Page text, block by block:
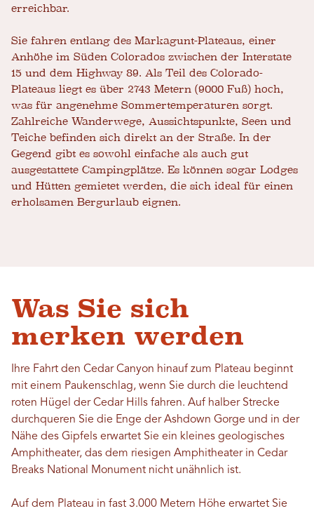
erreichbar.
Sie fahren entlang des Markagunt-Plateaus, einer
Anhöhe im Süden Colorados zwischen der Interstate
15 und dem Highway 89. Als Teil des Colorado-
Plateaus liegt es über 2743 Metern (9000 Fuß) hoch,
was für angenehme Sommertemperaturen sorgt.
Zahlreiche Wanderwege, Aussichtspunkte, Seen und
Teiche befinden sich direkt an der Straße. In der
Gegend gibt es sowohl einfache als auch gut
ausgestattete Campingplätze. Es können sogar Lodges
und Hütten gemietet werden, die sich ideal für einen
erholsamen Bergurlaub eignen.
Was Sie sich
merken werden
Ihre Fahrt den Cedar Canyon hinauf zum Plateau beginnt
mit einem Paukenschlag, wenn Sie durch die leuchtend
roten Hügel der Cedar Hills fahren. Auf halber Strecke
durchqueren Sie die Enge der Ashdown Gorge und in der
Nähe des Gipfels erwartet Sie ein kleines geologisches
Amphitheater, das dem riesigen Amphitheater in Cedar
Breaks National Monument nicht unähnlich ist.
Auf dem Plateau in fast 3.000 Metern Höhe erwartet Sie